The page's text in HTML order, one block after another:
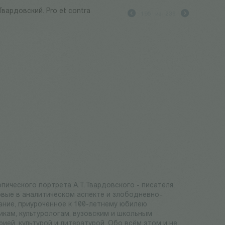
Твардовский. Pro et contra
портрета А.Т.Твардовского - писателя,
в аналитическом аспекте и злободневно-
приуроченное к 100-летнему юбилею
культурологам, вузовским и школьным